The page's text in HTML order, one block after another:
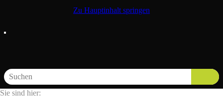
Zu Hauptinhalt springen
Sie sind hier: